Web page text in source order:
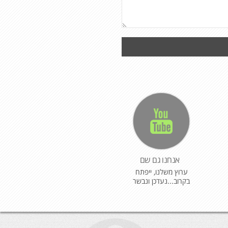
אנחנו גם שם
ערוץ משלנו, ייפתח
בקרוב...נעדכן ונבשר